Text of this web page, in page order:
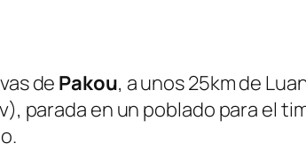
de Pakou, a unos 25km de
parada en un poblado para el